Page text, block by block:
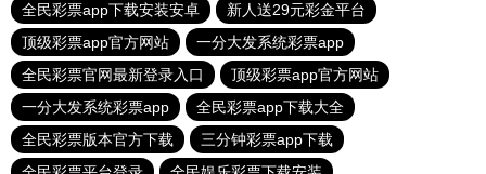
全民彩票app下载安装安卓
新人送29元彩金平台
顶级彩票app官方网站
一分大发系统彩票app
全民彩票官网最新登录入口
顶级彩票app官方网站
一分大发系统彩票app
全民彩票app下载大全
全民彩票版本官方下载
三分钟彩票app下载